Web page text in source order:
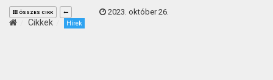
KAPCSOLAT
ÖSSZES CIKK 2023. október 26.
Cikkek Hírek